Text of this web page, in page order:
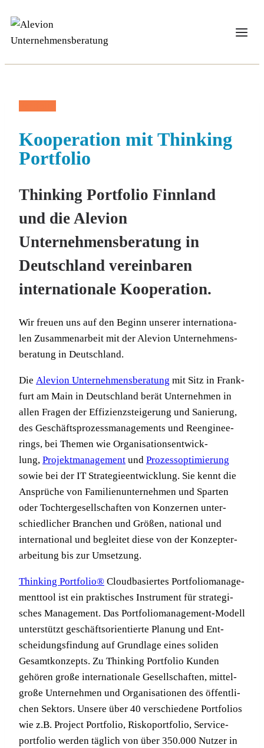
Inhalt
springen
Kooperation mit Thinking
Portfolio
Thinking Portfolio Finnland
und die Alevion
Unternehmensberatung in
Deutschland vereinbaren
internationale Kooperation.
Wir freu­en uns auf den Beginn unse­rer inter­na­tio­na­
len Zusam­men­ar­beit mit der Ale­vi­on Unter­neh­mens­
be­ra­tung in Deutschland.
Die Ale­vi­on Unter­neh­mens­be­ra­tung mit Sitz in Frank­
furt am Main in Deutsch­land berät Unter­neh­men in
allen Fra­gen der Effi­zienz­steigerung und Sanie­rung,
des Geschäfts­pro­zess­ma­nage­ments und Reen­gi­nee­
rings, bei The­men wie Orga­ni­sa­ti­ons­ent­wick­
lung, Pro­jekt­ma­nage­ment und Pro­zess­op­ti­mie­rung
sowie bei der IT Stra­te­gie­ent­wick­lung. Sie kennt die
Ansprü­che von Fami­li­en­un­ter­neh­men und Spar­ten
oder Toch­ter­ge­sell­schaf­ten von Kon­zer­nen unter­
schied­li­cher Bran­chen und Grö­ßen, natio­nal und
inter­na­tio­nal und beglei­tet die­se von der Kon­zepter­
ar­bei­tung bis zur Umsetzung.
Thin­king Port­fo­lio® Cloud­ba­sier­tes Port­fo­lio­ma­nage­
ment­tool ist ein prak­ti­sches Instru­ment für stra­te­gi­
sches Manage­ment. Das Port­folio­ma­nage­ment-Modell
unter­stützt geschäfts­ori­en­tier­te Pla­nung und Ent­
schei­dungs­fin­dung auf Grund­la­ge eines soli­den
Gesamt­kon­zepts. Zu Thin­king Port­fo­lio Kun­den
gehö­ren gro­ße inter­na­tio­na­le Gesell­schaf­ten, mit­tel­
gro­ße Unter­neh­men und Orga­ni­sa­tio­nen des öffent­li­
chen Sek­tors. Unse­re über 40 ver­schie­de­ne Port­fo­li­os
wie z.B. Pro­ject Port­fo­lio, Risko­port­fo­lio, Ser­vice­
port­fo­lio wer­den täg­lich von über 350.000 Nut­zer in